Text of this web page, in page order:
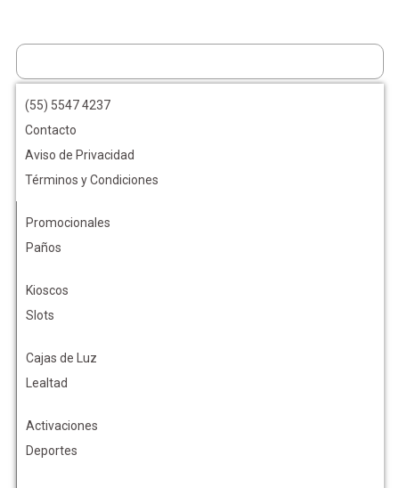
(55) 5547 4237
Contacto
Aviso de Privacidad
Términos y Condiciones
Promocionales
Paños
Kioscos
Slots
Cajas de Luz
Lealtad
Activaciones
Deportes